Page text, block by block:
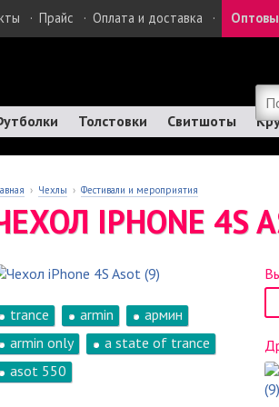
· Прайс · Оплата и доставка ·
Толстовки Свитшоты
› Чехлы › Фестивали и мероприятия
IPHONE 4S
trance armin
армин
armin only
a state of trance
asot 550